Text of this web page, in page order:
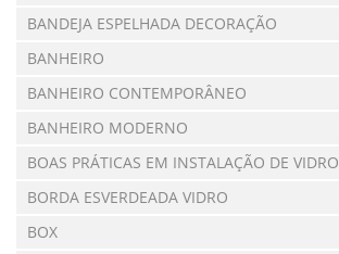
BANDEJA ESPELHADA DECORAÇÃO
BANHEIRO
BANHEIRO CONTEMPORÂNEO
BANHEIRO MODERNO
BOAS PRÁTICAS EM INSTALAÇÃO DE VIDRO
BORDA ESVERDEADA VIDRO
BOX